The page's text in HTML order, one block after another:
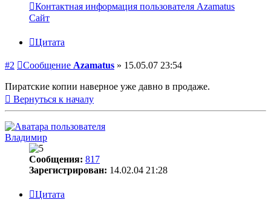
Контактная информация пользователя Azamatus
Сайт
Цитата
#2 Сообщение Azamatus » 15.05.07 23:54
Пиратские копии наверное уже давно в продаже.
Вернуться к началу
Владимир
Сообщения: 817
Зарегистрирован: 14.02.04 21:28
Цитата